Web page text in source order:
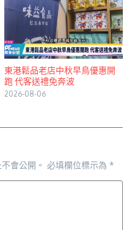
東港鬆品老店中秋早鳥優惠開
跑 代客送禮免奔波
2026-08-06
會公開。 必填欄位標示為 *